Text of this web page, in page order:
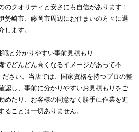
のクオリティと安さにも自信があります！
勢崎市、藤岡市周辺にお住まいの方々に選
ます。
と分かりやすい事前見積もり
でどんどん高くなるイメージがあって不
さい。当店では、国家資格を持つプロの整
認し、事前に分かりやすいお見積もりをご
めたり、お客様の同意なく勝手に作業を進
ことは一切ありません。